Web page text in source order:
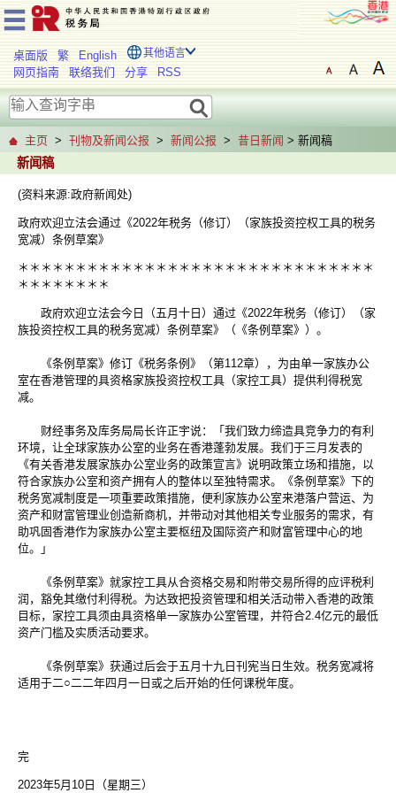
桌面版 繁 English 其他语言
网页指南 联络我们 分享 RSS
主页 > 刊物及新闻公报 > 新闻公报 > 昔日新闻 > 新闻稿
新闻稿
(资料来源:政府新闻处)
政府欢迎立法会通过《2022年税务（修订）（家族投资控权工具的税务
宽减）条例草案》
＊＊＊＊＊＊＊＊＊＊＊＊＊＊＊＊＊＊＊＊＊＊＊＊＊＊＊＊＊＊＊
＊＊＊＊＊＊＊＊
政府欢迎立法会今日（五月十日）通过《2022年税务（修订）（家
族投资控权工具的税务宽减）条例草案》（《条例草案》）。
《条例草案》修订《税务条例》（第112章），为由单一家族办公
室在香港管理的具资格家族投资控权工具（家控工具）提供利得税宽
减。
财经事务及库务局局长许正宇说：「我们致力缔造具竞争力的有利
环境，让全球家族办公室的业务在香港蓬勃发展。我们于三月发表的
《有关香港发展家族办公室业务的政策宣言》说明政策立场和措施，以
符合家族办公室和资产拥有人的整体以至独特需求。《条例草案》下的
税务宽减制度是一项重要政策措施，便利家族办公室来港落户营运、为
资产和财富管理业创造新商机，并带动对其他相关专业服务的需求，有
助巩固香港作为家族办公室主要枢纽及国际资产和财富管理中心的地
位。」
《条例草案》就家控工具从合资格交易和附带交易所得的应评税利
润，豁免其缴付利得税。为达致把投资管理和相关活动带入香港的政策
目标，家控工具须由具资格单一家族办公室管理，并符合2.4亿元的最低
资产门槛及实质活动要求。
《条例草案》获通过后会于五月十九日刊宪当日生效。税务宽减将
适用于二○二二年四月一日或之后开始的任何课税年度。
完
2023年5月10日（星期三）